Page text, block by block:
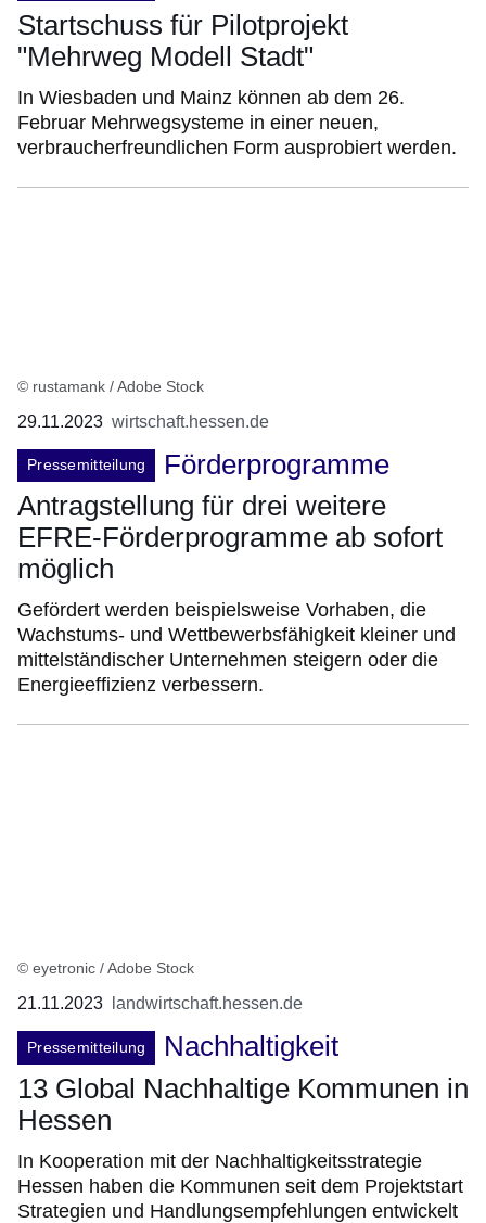
Startschuss für Pilotprojekt
"Mehrweg Modell Stadt"
In Wiesbaden und Mainz können ab dem 26.
Februar Mehrwegsysteme in einer neuen,
verbraucherfreundlichen Form ausprobiert werden.
© rustamank / Adobe Stock
29.11.2023 wirtschaft.hessen.de
Pressemitteilung
Förderprogramme
Antragstellung für drei weitere
EFRE-Förderprogramme ab sofort
möglich
Gefördert werden beispielsweise Vorhaben, die
Wachstums- und Wettbewerbsfähigkeit kleiner und
mittelständischer Unternehmen steigern oder die
Energieeffizienz verbessern.
© eyetronic / Adobe Stock
21.11.2023 landwirtschaft.hessen.de
Pressemitteilung
Nachhaltigkeit
13 Global Nachhaltige Kommunen in
Hessen
In Kooperation mit der Nachhaltigkeitsstrategie
Hessen haben die Kommunen seit dem Projektstart
Strategien und Handlungsempfehlungen entwickelt